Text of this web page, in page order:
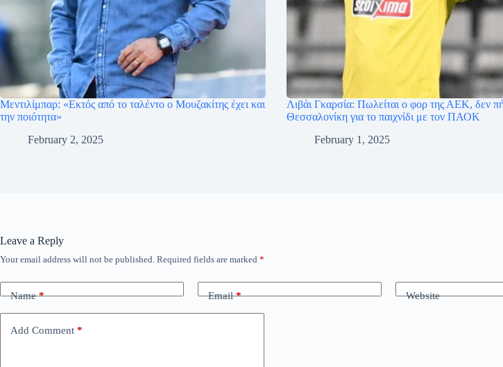
Μεντιλίμπαρ: «Εκτός από το ταλέντο ο Μουζακίτης έχει και
την ποιότητα»
February 2, 2025
Λιβάι Γκαρσία: Πωλείται ο φορ της ΑΕΚ, δεν
Θεσσαλονίκη για το παιχνίδι με τον ΠΑΟΚ
February 1, 2025
Leave a Reply
Your email address will not be published. Required fields are marked *
Name* Email* Website
Add Comment *